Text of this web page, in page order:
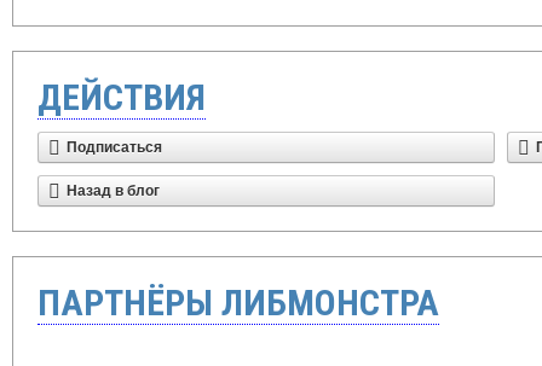
ДЕЙСТВИЯ
Подписаться
Назад в блог
ПАРТНЁРЫ ЛИБМОНСТРА